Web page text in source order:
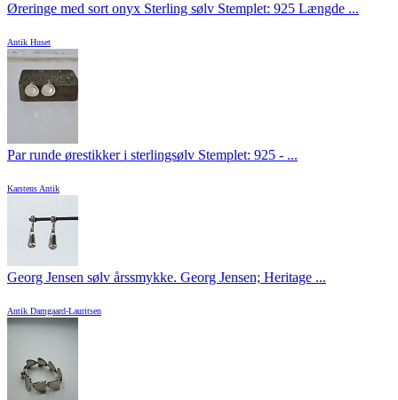
Øreringe med sort onyx Sterling sølv Stemplet: 925 Længde ...
Antik Huset
Par runde ørestikker i sterlingsølv Stemplet: 925 - ...
Karstens Antik
Georg Jensen sølv årssmykke. Georg Jensen; Heritage ...
Antik Damgaard-Lauritsen